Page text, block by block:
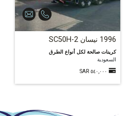
1996 نيسان SC50H-2
كرينات صالحة لكل أنواع الطرق
السعودية
٥٤٠,٠٠٠ SAR